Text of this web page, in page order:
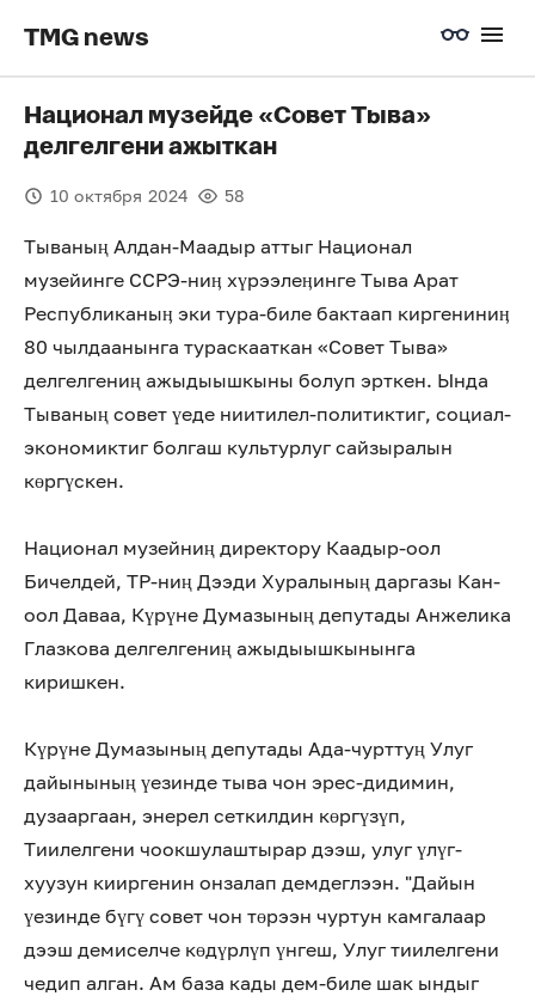
TMG news
Национал музейде «Совет Тыва»
делгелгени ажыткан
10 октября 2024 58
Тываның Алдан-Маадыр аттыг Национал
музейинге ССРЭ-ниӊ хүрээлеӊинге Тыва Арат
Республиканыӊ эки тура-биле бактаап киргениниӊ
80 чылдаанынга тураскааткан «Совет Тыва»
делгелгениң ажыдыышкыны болуп эрткен. Ында
Тываның совет үеде ниитилел-политиктиг, социал-
экономиктиг болгаш культурлуг сайзыралын
көргүскен.
Национал музейниң директору Каадыр-оол
Бичелдей, ТР-ниң Дээди Хуралының даргазы Кан-
оол Даваа, Күрүне Думазының депутады Анжелика
Глазкова делгелгениң ажыдыышкынынга
киришкен.
Күрүне Думазының депутады Ада-чурттуң Улуг
дайынының үезинде тыва чон эрес-дидимин,
дузааргаан, энерел сеткилдин көргүзүп,
Тиилелгени чоокшулаштырар дээш, улуг үлүг-
хуузун кииргенин онзалап демдеглээн. "Дайын
үезинде бүгү совет чон төрээн чуртун камгалаар
дээш демиселче көдүрлүп үнгеш, Улуг тиилелгени
чедип алган. Ам база кады дем-биле шак ындыг